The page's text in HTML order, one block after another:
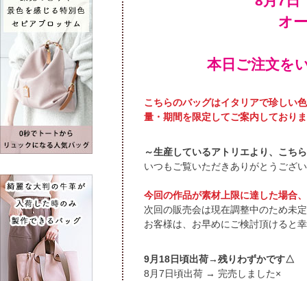
オ
本日ご注文を
こちらのバッグはイタリアで珍しい
量・期間を限定してご案内しており
～生産しているアトリエより、こち
いつもご覧いただきありがとうござ
今回の作品が素材上限に達した場合
次回の販売会は現在調整中のため未
お客様は、お早めにご検討頂けると
9月18日頃出荷→残りわずかです△
頃出荷 → 完売しました×